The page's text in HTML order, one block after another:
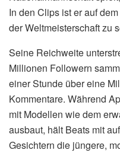
In den Clips ist er auf
der Weltmeisterschaft zu
Seine Reichweite
Millionen Followern
einer Stunde über eine
Kommentare. Während
mit Modellen wie dem
ausbaut, hält Beats mit
Gesichtern die jüngere,